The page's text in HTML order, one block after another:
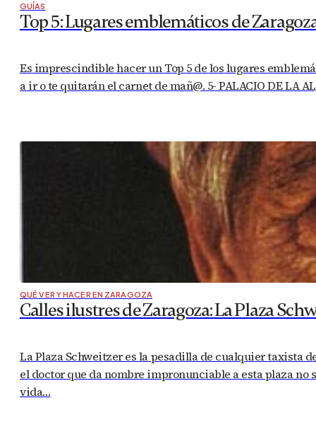
GUÍAS
Top 5: Lugares emblemáticos de
Es imprescindible hacer un Top 5 de los lugares
a ir o te quitarán el carnet de mañ@. 5- PALACIO DE LA
QUÉ VER Y HACER EN ZARAGOZA
Calles ilustres de Zaragoza: La Plaza
La Plaza Schweitzer es la pesadilla de cualquier taxista
el doctor que da nombre impronunciable a esta plaza
vida…